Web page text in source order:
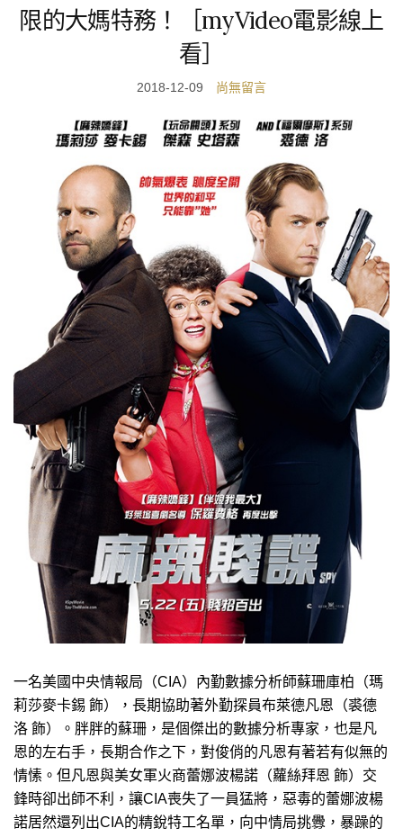
限的大媽特務！［myVideo電影線上
看］
2018-12-09 尚無留言
一名美國中央情報局（CIA）內勤數據分析師蘇珊庫柏（瑪
莉莎麥卡錫 飾），長期協助著外勤探員布萊德凡恩（裘德
洛 飾）。胖胖的蘇珊，是個傑出的數據分析專家，也是凡
恩的左右手，長期合作之下，對俊俏的凡恩有著若有似無的
情愫。但凡恩與美女軍火商蕾娜波楊諾（蘿絲拜恩 飾）交
鋒時卻出師不利，讓CIA喪失了一員猛將，惡毒的蕾娜波楊
諾居然還列出CIA的精銳特工名單，向中情局挑釁，暴躁的